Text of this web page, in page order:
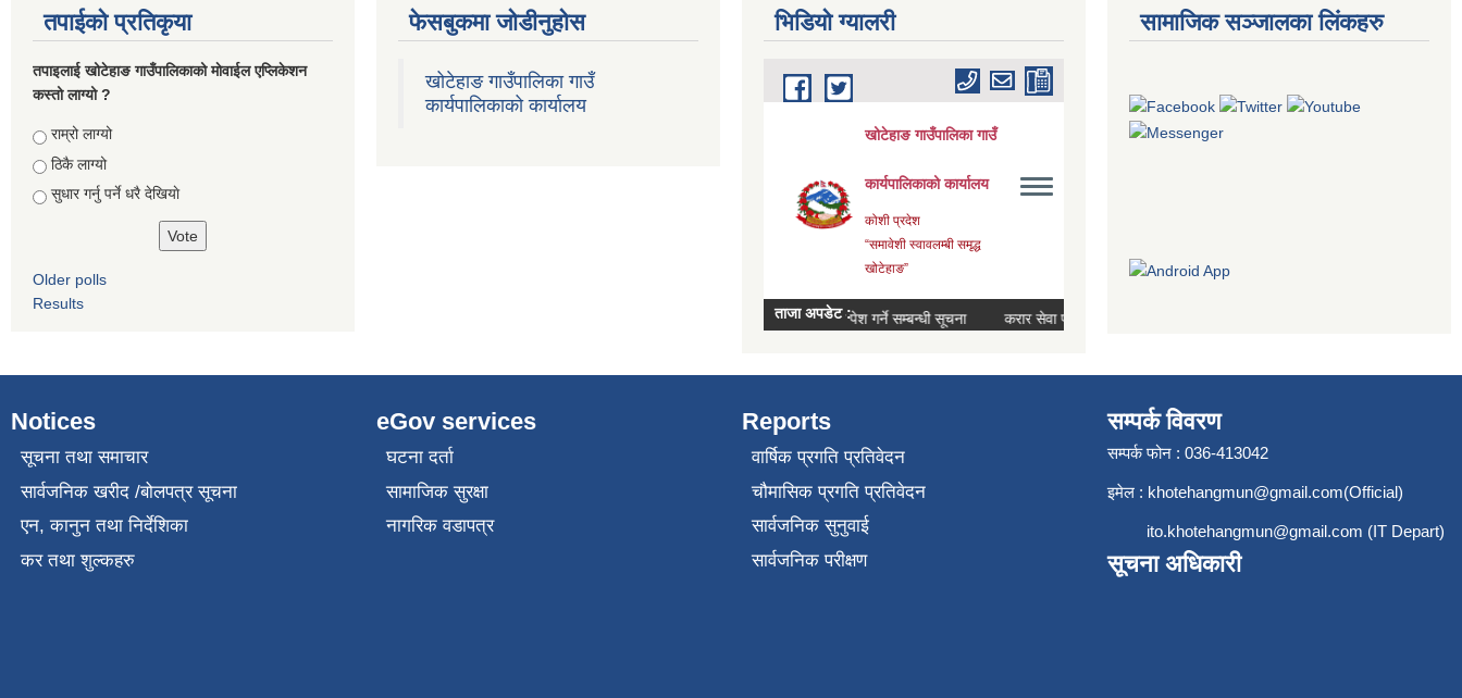
तपाईको प्रतिकृया
तपाइलाई खोटेहाङ गाउँपालिकाको माेवाईल एप्लिकेशन
कस्तो लाग्यो ?
Choices
राम्रो लाग्यो
ठिकै लाग्यो
सुधार गर्नु पर्ने धरै देखियाे
Older polls
Results
फेसबुकमा जोडीनुहोस
खोटेहाङ गाउँपालिका गाउँ
कार्यपालिकाको कार्यालय
भिडियाे ग्यालरी सामाजिक सञ्जालका लिंकहरु
Notices
सूचना तथा समाचार
सार्वजनिक खरीद /बोलपत्र सूचना
एन, कानुन तथा निर्देशिका
कर तथा शुल्कहरु
eGov services
घटना दर्ता
सामाजिक सुरक्षा
नागरिक वडापत्र
Reports
वार्षिक प्रगति प्रतिवेदन
चौमासिक प्रगति प्रतिवेदन
सार्वजनिक सुनुवाई
सार्वजनिक परीक्षण
सम्पर्क विवरण
सम्पर्क फोन : 036-413042
इमेल : khotehangmun@gmail.com(Official)
ito.khotehangmun@gmail.com (IT Depart)
सूचना अधिकारी